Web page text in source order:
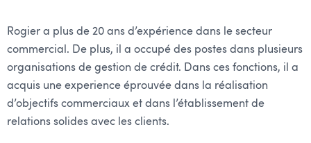
Rogier a plus de 20 ans d’expérience dans le secteur
commercial. De plus, il a occupé des postes dans plusieurs
organisations de gestion de crédit. Dans ces fonctions, il a
acquis une experience éprouvée dans la réalisation
d’objectifs commerciaux et dans l’établissement de
relations solides avec les clients.